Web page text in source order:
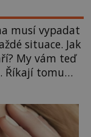
musí vypadat
situace. Jak
My vám teď
Říkají tomu
pro ně musíte
Jde totiž o